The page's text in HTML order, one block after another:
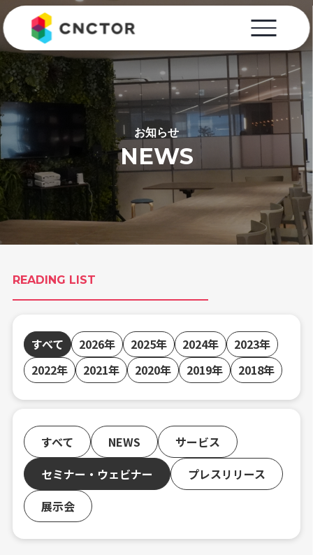
お知らせ
NEWS
READING LIST
すべて 2026年 2025年 2024年
2023年
2022年
2021年 2020年 2019年 2018年
すべて NEWS
サービス
セミナー・ウェビナー
プレスリリース
展示会